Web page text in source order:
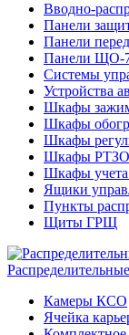
Вводно-
Панели
Панели
Панели ЩО-
Системы
Устройства
Шкафы
Шкафы
Шкафы
Шкафы РТЗО
Шкафы
Ящики
Пункты
Щиты ГРЩ
Камеры КСО
Ячейка